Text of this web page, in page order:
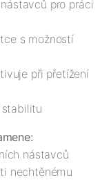
pro práci
s možností
při přetížení
nástavců
nechtěnému